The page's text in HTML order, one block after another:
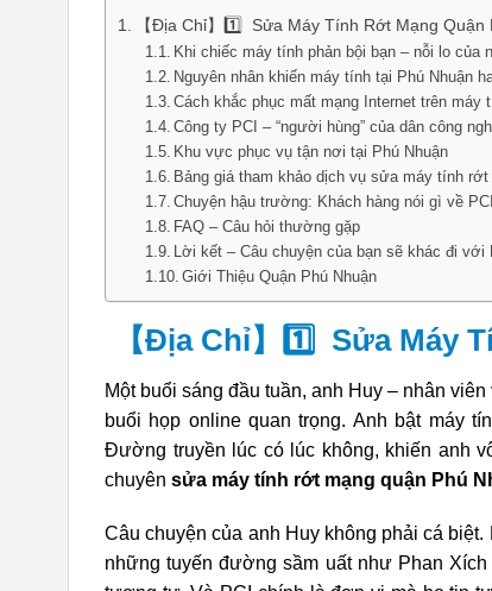
【Địa Chỉ】1️⃣ Sửa Máy Tính Rớt Mạng
Khi chiếc máy tính phản bội bạn – nỗi lo của
Nguyên nhân khiến máy tính tại Phú Nhuận
Cách khắc phục mất mạng Internet trên máy
Công ty PCI – “người hùng” của dân công
Khu vực phục vụ tận nơi tại Phú Nhuận
Bảng giá tham khảo dịch vụ sửa máy tính rớt
Chuyện hậu trường: Khách hàng nói gì về
FAQ – Câu hỏi thường gặp
Lời kết – Câu chuyện của bạn sẽ khác đi với
Giới Thiệu Quận Phú Nhuận
【Địa Chỉ】1️⃣ Sửa Máy
Một buổi sáng đầu tuần, anh Huy – nhân
buổi họp online quan trọng. Anh bật máy
Đường truyền lúc có lúc không, khiến anh
chuyên sửa máy tính rớt mạng quận Phú
Câu chuyện của anh Huy không phải cá biệt.
những tuyến đường sầm uất như Phan